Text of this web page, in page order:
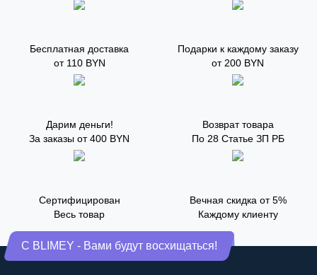
Бесплатная доставка
от 110 BYN
Подарки к каждому заказу
от 200 BYN
Дарим деньги!
За заказы от 400 BYN
Возврат товара
По 28 Статье ЗП РБ
Сертифицирован
Весь товар
Вечная скидка от 5%
Каждому клиенту
С BLIMEY - Вами будут восхищаться!